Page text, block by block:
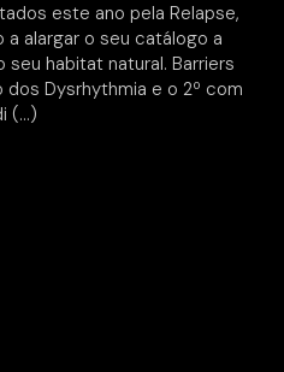
este ano pela Relapse,
alargar o seu catálogo a
habitat natural. Barriers
Dysrhythmia e o 2º com